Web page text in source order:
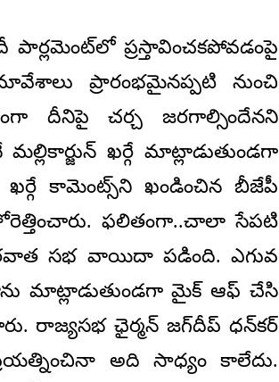
ప్రస్తావించకపోవడంపై
ప్రారంభమైనప్పటి నుంచి
దీనిపై చర్చ జరగాల్సిందేనని
ఖర్గే మాట్లాడుతుండగా
కామెంట్స్‌ని ఖండించిన బీజేపీ
ఫలితంగా..చాలా సేపటి
సభ వాయిదా పడింది. ఎగువ
మాట్లాడుతుండగా మైక్ ఆఫ్ చేసి
రాజ్యసభ ఛైర్మన్ జగ్‌దీప్ ధన్‌కర్
ప్రయత్నించినా అది సాధ్యం కాలేదు.